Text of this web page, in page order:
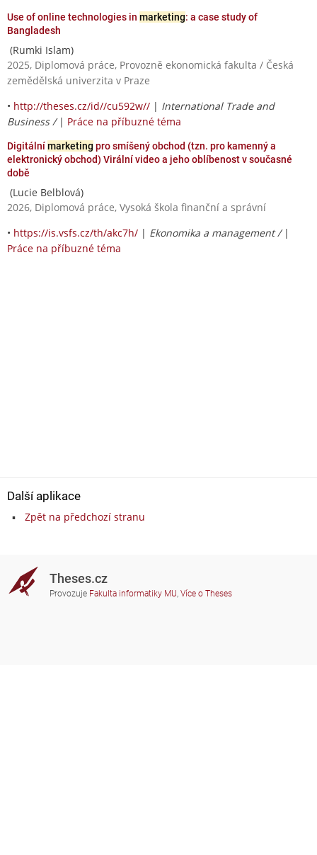
Use of online technologies in marketing: a case study of
Bangladesh
(Rumki Islam)
2025, Diplomová práce, Provozně ekonomická fakulta / Česká
zemědělská univerzita v Praze
• http://theses.cz/id//cu592w// | International Trade and
Business / | Práce na příbuzné téma
Digitálnímarketing pro smíšený obchod (tzn. pro kamenný a
elektronický obchod) Virální video a jeho oblíbenost v současné
době
(Lucie Belblová)
2026, Diplomová práce, Vysoká škola finanční a správní
• https://is.vsfs.cz/th/akc7h/ | Ekonomika a management / |
Práce na příbuzné téma
Další aplikace
Zpět na předchozí stranu
Theses.cz
Provozuje Fakulta informatiky MU, Více o Theses